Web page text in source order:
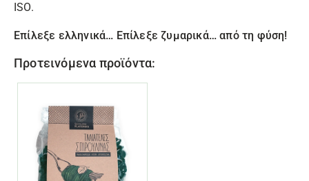
ISO.
Επίλεξε ελληνικά… Επίλεξε ζυμαρικά… από τη φύση!
Προτεινόμενα προϊόντα: